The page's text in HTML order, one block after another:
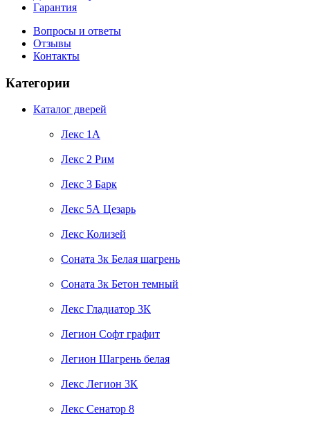
Гарантия
Вопросы и ответы
Отзывы
Контакты
Категории
Каталог дверей
Лекс 1А
Лекс 2 Рим
Лекс 3 Барк
Лекс 5А Цезарь
Лекс Колизей
Соната 3к Белая шагрень
Соната 3к Бетон темный
Лекс Гладиатор 3К
Легион Софт графит
Легион Шагрень белая
Лекс Легион 3К
Лекс Сенатор 8